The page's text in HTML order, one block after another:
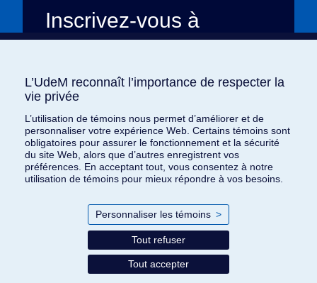
Inscrivez-vous à
l’infolettre
livrée chaque mois à votre adresse
courriel. Plongez dans nos récits de
courage, de générosité, et découvrez
comment nous changeons le monde, une
histoire à la fois.
Je m'abonne
Conditions d’utilisation
Politique de confidentialité
L’UdeM reconnaît l’importance de respecter la
vie privée
L’utilisation de témoins nous permet d’améliorer et de
personnaliser votre expérience Web. Certains témoins sont
obligatoires pour assurer le fonctionnement et la sécurité
du site Web, alors que d’autres enregistrent vos
préférences. En acceptant tout, vous consentez à notre
utilisation de témoins pour mieux répondre à vos besoins.
Personnaliser les témoins >
Tout refuser
Tout accepter
L’UdeM reconnaît l’importance de respecter la
vie privée
L’utilisation de témoins nous permet d’améliorer et de
personnaliser votre expérience Web. Certains témoins sont
obligatoires pour assurer le fonctionnement et la sécurité
du site Web, alors que d’autres enregistrent vos
préférences. En acceptant tout, vous consentez à notre
utilisation de témoins pour mieux répondre à vos besoins.
Personnaliser les témoins >
Tout refuser
Tout accepter